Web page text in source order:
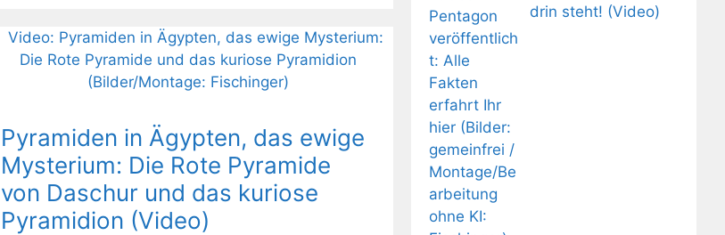
Pyramiden in Ägypten, das ewige
Mysterium: Die Rote Pyramide
von Daschur und das kuriose
Pyramidion (Video)
drin steht! (Video)